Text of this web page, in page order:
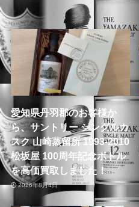
愛知県丹羽郡のお客様か
ら、サントリー シングルカ
スク 山崎蒸留所 1993-2010
松坂屋 100周年記念ボトル
を高価買取しました！
2026年8月4日